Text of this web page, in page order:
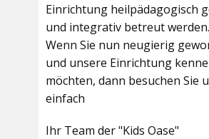
Einrichtung heilpädagogisch
und integrativ betreut werden.
Wenn Sie nun neugierig
und unsere Einrichtung
möchten, dann besuchen Sie
einfach
Ihr Team der "Kids Oase"